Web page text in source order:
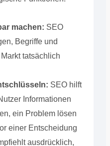
machen: SEO
Begriffe und
tatsächlich
SEO hilft
Informationen
ein Problem lösen
einer Entscheidung
ausdrücklich,